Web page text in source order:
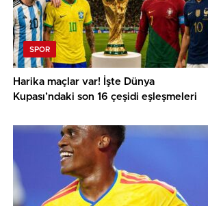
SPOR
Harika maçlar var! İşte Dünya
Kupası’ndaki son 16 çeşidi eşleşmeleri